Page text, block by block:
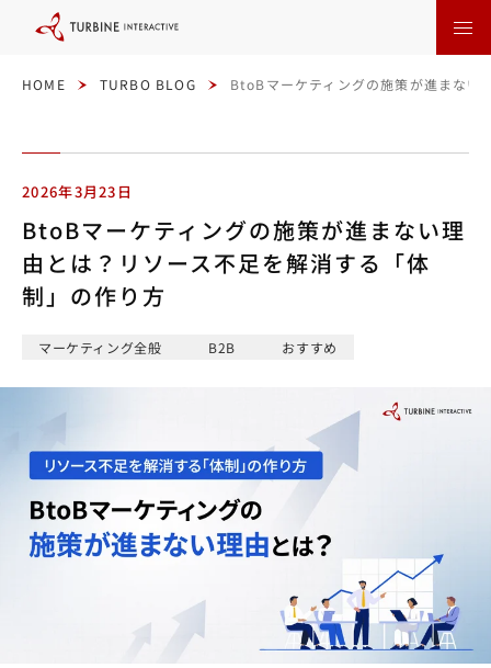
HOME TURBO BLOG BtoBマーケティングの施策が進まない
2026年3月23日
BtoBマーケティングの施策が進まない理
由とは？リソース不足を解消する「体
制」の作り方
マーケティング全般 B2B おすすめ